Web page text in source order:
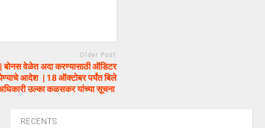
Older Post
वेळेत अदा करण्यासाठी ऑडिटर
येण्याचे आदेश | 18 ऑक्टोबर पर्यंत बिले
उल्का कळसकर यांच्या सूचना
RECENTS